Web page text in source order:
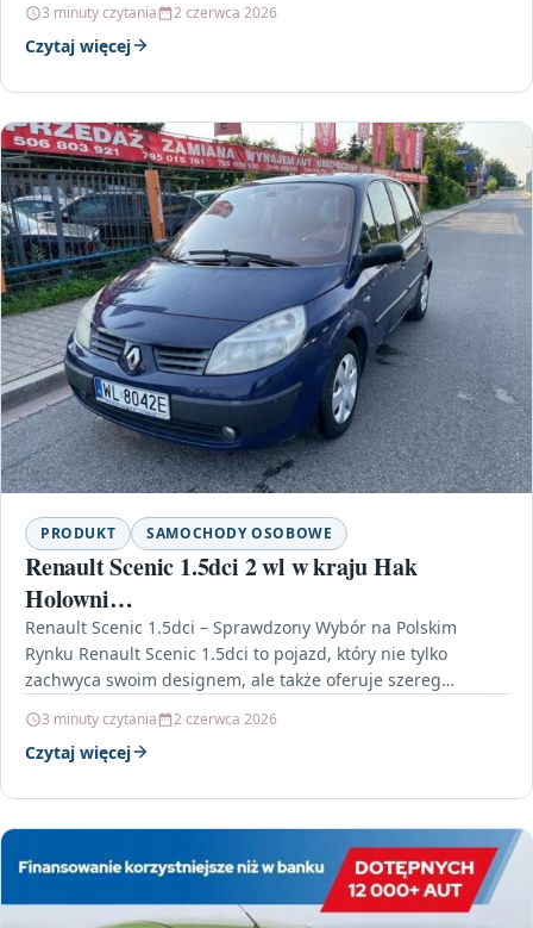
3 minuty czytania 2 czerwca 2026
Czytaj więcej
PRODUKT SAMOCHODY OSOBOWE
Renault Scenic 1.5dci 2 wl w kraju Hak
Holowni…
Renault Scenic 1.5dci – Sprawdzony Wybór na Polskim
Rynku Renault Scenic 1.5dci to pojazd, który nie tylko
zachwyca swoim designem, ale także oferuje szereg…
3 minuty czytania 2 czerwca 2026
Czytaj więcej